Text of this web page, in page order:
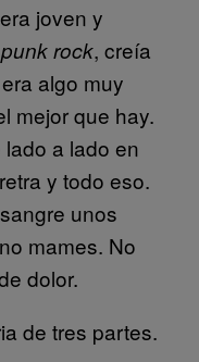
joven y
punk rock, creía
algo muy
mejor que hay.
a lado en
y todo eso.
unos
mames. No
dolor.
de tres partes.